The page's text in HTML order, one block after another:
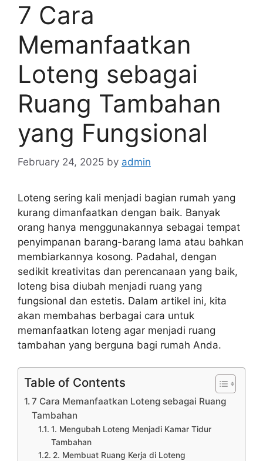
7 Cara
Memanfaatkan
Loteng sebagai
Ruang Tambahan
yang Fungsional
February 24, 2025 by admin
Loteng sering kali menjadi bagian rumah yang
kurang dimanfaatkan dengan baik. Banyak
orang hanya menggunakannya sebagai tempat
penyimpanan barang-barang lama atau bahkan
membiarkannya kosong. Padahal, dengan
sedikit kreativitas dan perencanaan yang baik,
loteng bisa diubah menjadi ruang yang
fungsional dan estetis. Dalam artikel ini, kita
akan membahas berbagai cara untuk
memanfaatkan loteng agar menjadi ruang
tambahan yang berguna bagi rumah Anda.
Table of Contents
7 Cara Memanfaatkan Loteng sebagai Ruang
Tambahan
1. Mengubah Loteng Menjadi Kamar Tidur
Tambahan
2. Membuat Ruang Kerja di Loteng